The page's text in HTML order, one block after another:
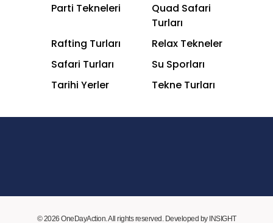
Parti Tekneleri
Quad Safari
Turları
Rafting Turları
Relax Tekneler
Safari Turları
Su Sporları
Tarihi Yerler
Tekne Turları
© 2026 OneDayAction. All rights reserved. Developed by INSIGHT